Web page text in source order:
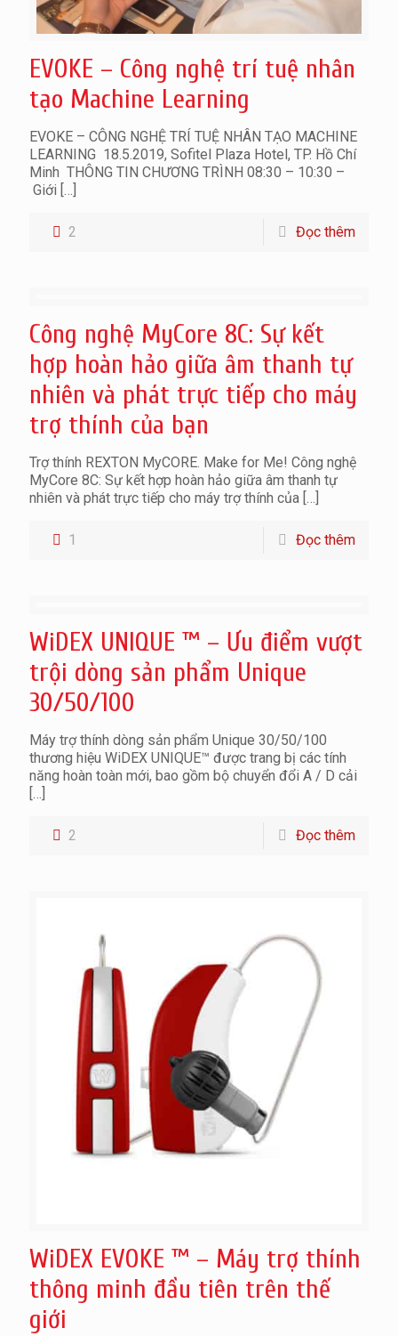
EVOKE – Công nghệ trí tuệ nhân
tạo Machine Learning
EVOKE – CÔNG NGHỆ TRÍ TUỆ NHÂN TẠO MACHINE
LEARNING 18.5.2019, Sofitel Plaza Hotel, TP. Hồ Chí
Minh THÔNG TIN CHƯƠNG TRÌNH 08:30 – 10:30 –
Giới […]
2 Đọc thêm
Công nghệ MyCore 8C: Sự kết
hợp hoàn hảo giữa âm thanh tự
nhiên và phát trực tiếp cho máy
trợ thính của bạn
Trợ thính REXTON MyCORE. Make for Me! Công nghệ
MyCore 8C: Sự kết hợp hoàn hảo giữa âm thanh tự
nhiên và phát trực tiếp cho máy trợ thính của […]
1 Đọc thêm
WiDEX UNIQUE ™ – Ưu điểm vượt
trội dòng sản phẩm Unique
30/50/100
Máy trợ thính dòng sản phẩm Unique 30/50/100
thương hiệu WiDEX UNIQUE™ được trang bị các tính
năng hoàn toàn mới, bao gồm bộ chuyển đổi A / D cải
[…]
2 Đọc thêm
WiDEX EVOKE ™ – Máy trợ thính
thông minh đầu tiên trên thế
giới